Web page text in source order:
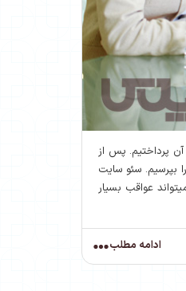
پرداختيم. پس از
بپرسيم. سئو سايت
عواقب بسيار
ادامه مطلب